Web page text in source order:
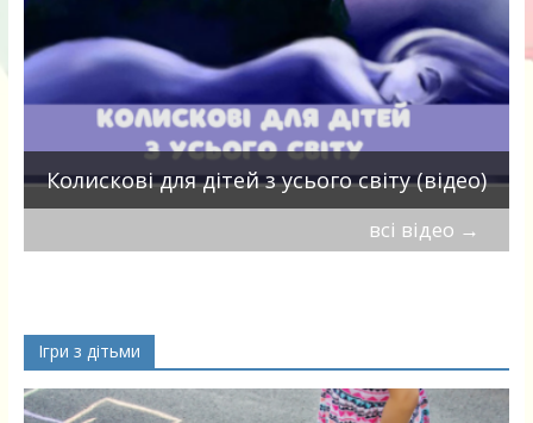
Колискові для дітей з усього світу (відео)
всі відео →
Ігри з дітьми